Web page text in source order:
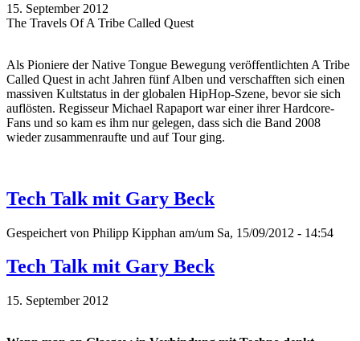
15. September 2012
The Travels Of A Tribe Called Quest
Als Pioniere der Native Tongue Bewegung veröffentlichten A Tribe
Called Quest in acht Jahren fünf Alben und verschafften sich einen
massiven Kultstatus in der globalen HipHop-Szene, bevor sie sich
auflösten. Regisseur Michael Rapaport war einer ihrer Hardcore-
Fans und so kam es ihm nur gelegen, dass sich die Band 2008
wieder zusammenraufte und auf Tour ging.
Tech Talk mit Gary Beck
Gespeichert von Philipp Kipphan am/um Sa, 15/09/2012 - 14:54
Tech Talk mit Gary Beck
15. September 2012